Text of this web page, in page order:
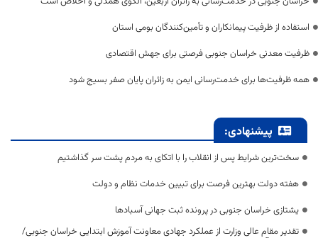
استفاده از ظرفیت پیمانکاران و تأمین‌کنندگان بومی استان
ظرفیت معدنی خراسان جنوبی فرصتی برای جهش اقتصادی
همه ظرفیت‌ها برای خدمت‌رسانی ایمن به زائران پایان صفر بسیج شود
پیشنهادی:
سخت‌ترین شرایط پس از انقلاب را با اتکای به مردم پشت سر گذاشتیم
هفته دولت بهترین فرصت برای تبیین خدمات نظام و دولت
یشتازی خراسان جنوبی در پرونده ثبت جهانی آسبادها
تقدیر مقام عالی وزارت از عملکرد جهادی معاونت آموزش ابتدایی خراسان جنوبی/